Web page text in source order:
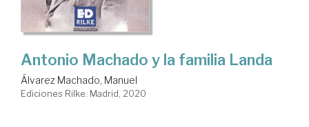
Antonio Machado y la familia Landa
Álvarez Machado, Manuel
Ediciones Rilke. Madrid, 2020